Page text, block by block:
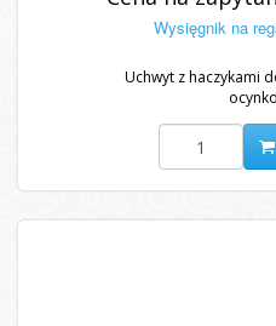
Wysięgnik na
Uchwyt z haczykami